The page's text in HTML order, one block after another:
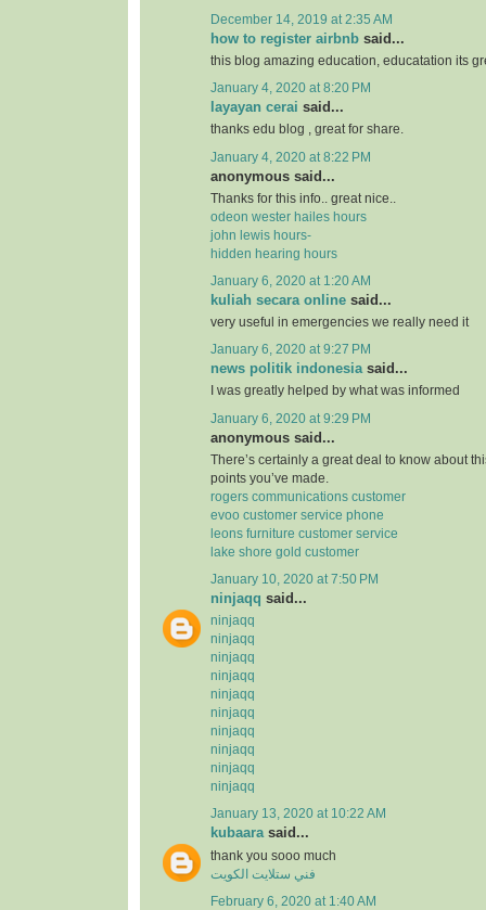
December 14, 2019 at 2:35 AM
how to register airbnb said...
this blog amazing education, educatation its
January 4, 2020 at 8:20 PM
layayan cerai said...
thanks edu blog , great for share.
January 4, 2020 at 8:22 PM
anonymous said...
Thanks for this info.. great nice..
odeon wester hailes hours
john lewis hours-
hidden hearing hours
January 6, 2020 at 1:20 AM
kuliah secara online said...
very useful in emergencies we really need it
January 6, 2020 at 9:27 PM
news politik indonesiasaid...
I was greatly helped by what was informed
January 6, 2020 at 9:29 PM
anonymous said...
There’s certainly a great deal to know about
points you’ve made.
rogers communications customer
evoo customer service phone
leons furniture customer service
lake shore gold customer
January 10, 2020 at 7:50 PM
ninjaqq said...
ninjaqq
ninjaqq
ninjaqq
ninjaqq
ninjaqq
ninjaqq
ninjaqq
ninjaqq
ninjaqq
ninjaqq
January 13, 2020 at 10:22 AM
kubaarasaid...
thank you sooo much
فني ستلايت الكويت
February 6, 2020 at 1:40 AM